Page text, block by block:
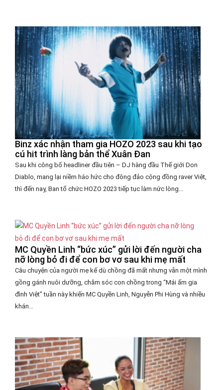
Binz xác nhận tham gia HOZO 2023 sau khi tạo
cú hit trình làng bản thể Xuân Đan
Sau khi công bố headliner đầu tiên – DJ hàng đầu Thế giới Don
Diablo, mang lại niềm háo hức cho đông đảo cộng đồng raver Việt,
thì đến nay, Ban tổ chức HOZO 2023 tiếp tục làm nức lòng...
MC Quyền Linh “bức xúc” gửi lời đến người cha
nỡ lòng bỏ đi để con bơ vơ sau khi mẹ mất
Câu chuyện của người mẹ kế dù chồng đã mất nhưng vẫn một mình
gồng gánh nuôi dưỡng, chăm sóc con chồng trong “Mái ấm gia
đình Việt” tuần này khiến MC Quyền Linh, Nguyễn Phi Hùng và nhiều
khán...